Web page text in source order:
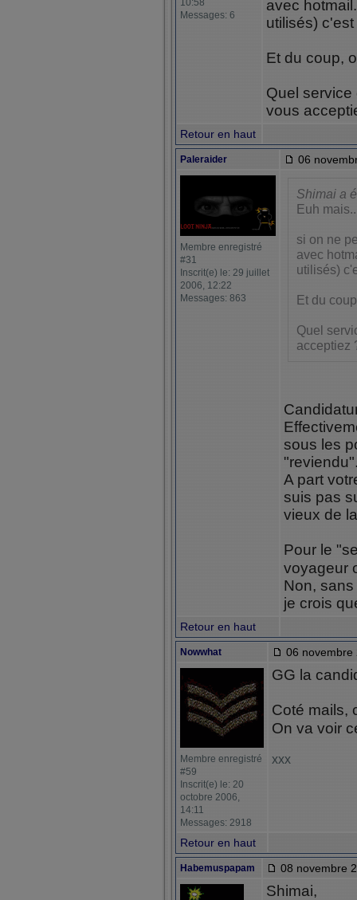
10:58
Messages: 6
avec
utilisés)
Et du coup,
Quel service
vous
Retour en haut
Paleraider 06
Membre enregistré
#31
Inscrit(e) le: 29 juillet
2006, 12:22
Messages: 863
Shimai a
Euh
si on ne
avec
utilisés)
Et du
Quel
acceptiez
sous les
A part
suis pas
vieux de
Pour le
voyageur
Non,
je crois
Retour en haut
Nowwhat 06 novembre
Membre enregistré
#59
Inscrit(e) le: 20
octobre 2006,
14:11
Messages: 2918
GG la
Coté mails,
On va voir
xxx
Retour en haut
Habemuspapam 08 novembre
Shimai,